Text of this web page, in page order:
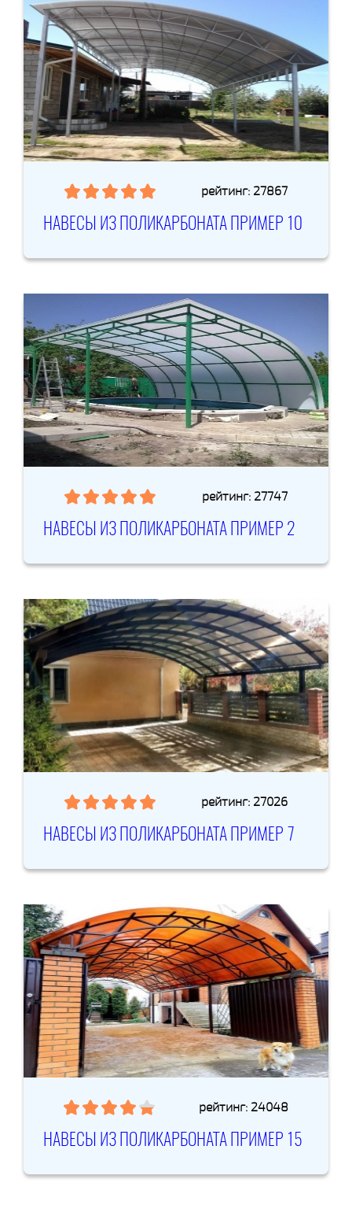
рейтинг: 27867
НАВЕСЫ ИЗ ПОЛИКАРБОНАТА ПРИМЕР 10
рейтинг: 27747
НАВЕСЫ ИЗ ПОЛИКАРБОНАТА ПРИМЕР 2
рейтинг: 27026
НАВЕСЫ ИЗ ПОЛИКАРБОНАТА ПРИМЕР 7
рейтинг: 24048
НАВЕСЫ ИЗ ПОЛИКАРБОНАТА ПРИМЕР 15